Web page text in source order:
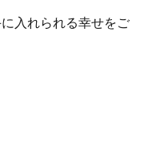
入れられる幸せをご